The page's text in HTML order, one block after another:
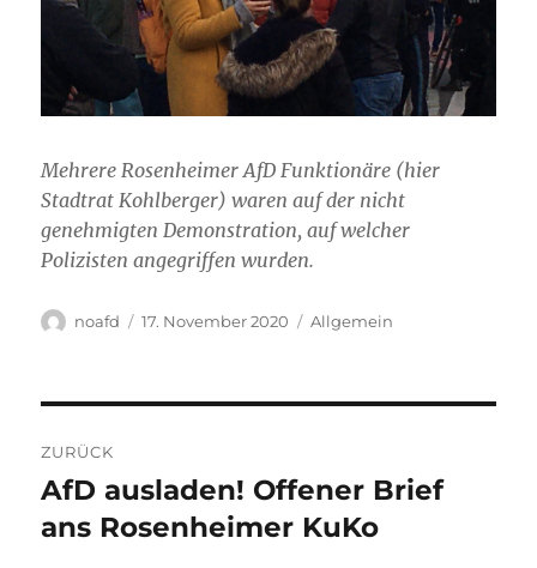
Mehrere Rosenheimer AfD Funktionäre (hier
Stadtrat Kohlberger) waren auf der nicht
genehmigten Demonstration, auf welcher
Polizisten angegriffen wurden.
Autor
noafd
Veröffentlicht
17. November 2020 Kategorien
Allgemein
ZURÜCK
Vorheriger
Beitrag:
AfD ausladen! Offener Brief
ans Rosenheimer KuKo